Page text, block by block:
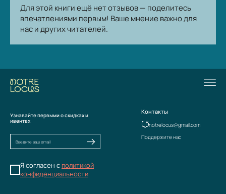
Для этой книги ещё нет отзывов — поделитесь
впечатлениями первым! Ваше мнение важно для
нас и других читателей.
Узнавайте первыми о скидках и
ивентах
Я согласен с политикой
конфиденциальности
Контакты
notrelocus@gmail.com
Поддержите нас